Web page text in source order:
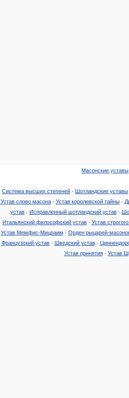
Масонские уставы‎
Система высших степеней · Шотландские уставы
Устав слово масона· Устав королевской тайны·
устав · Исправленный шотландский устав ·
Итальянский философский устав· Устав
Устав Мемфис-Мицраим‎ · Орден рыцарей-
Французский устав· Шведский устав·
Устав принятия· Устав